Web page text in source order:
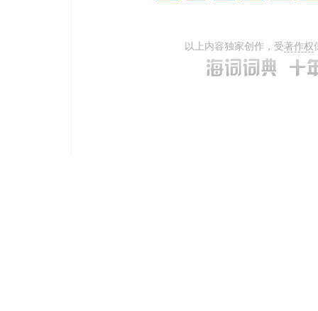
以上内容独家创作，受著作权